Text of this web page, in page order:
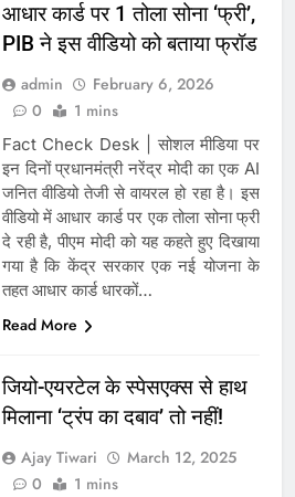
आधार कार्ड पर 1 तोला सोना ‘फ्री’,
PIB ने इस वीडियो को बताया फ्रॉड
admin
February 6, 2026
0
1 mins
Fact Check Desk | सोशल मीडिया पर
इन दिनों प्रधानमंत्री नरेंद्र मोदी का एक AI
जनित वीडियो तेजी से वायरल हो रहा है। इस
वीडियो में आधार कार्ड पर एक तोला सोना फ्री
दे रही है, पीएम मोदी को यह कहते हुए दिखाया
गया है कि केंद्र सरकार एक नई योजना के
तहत आधार कार्ड धारकों…
Read More
जियो-एयरटेल के स्पेसएक्स से हाथ
मिलाना ‘ट्रंप का दबाव’ तो नहीं!
Ajay Tiwari
March 12, 2025
0
1 mins